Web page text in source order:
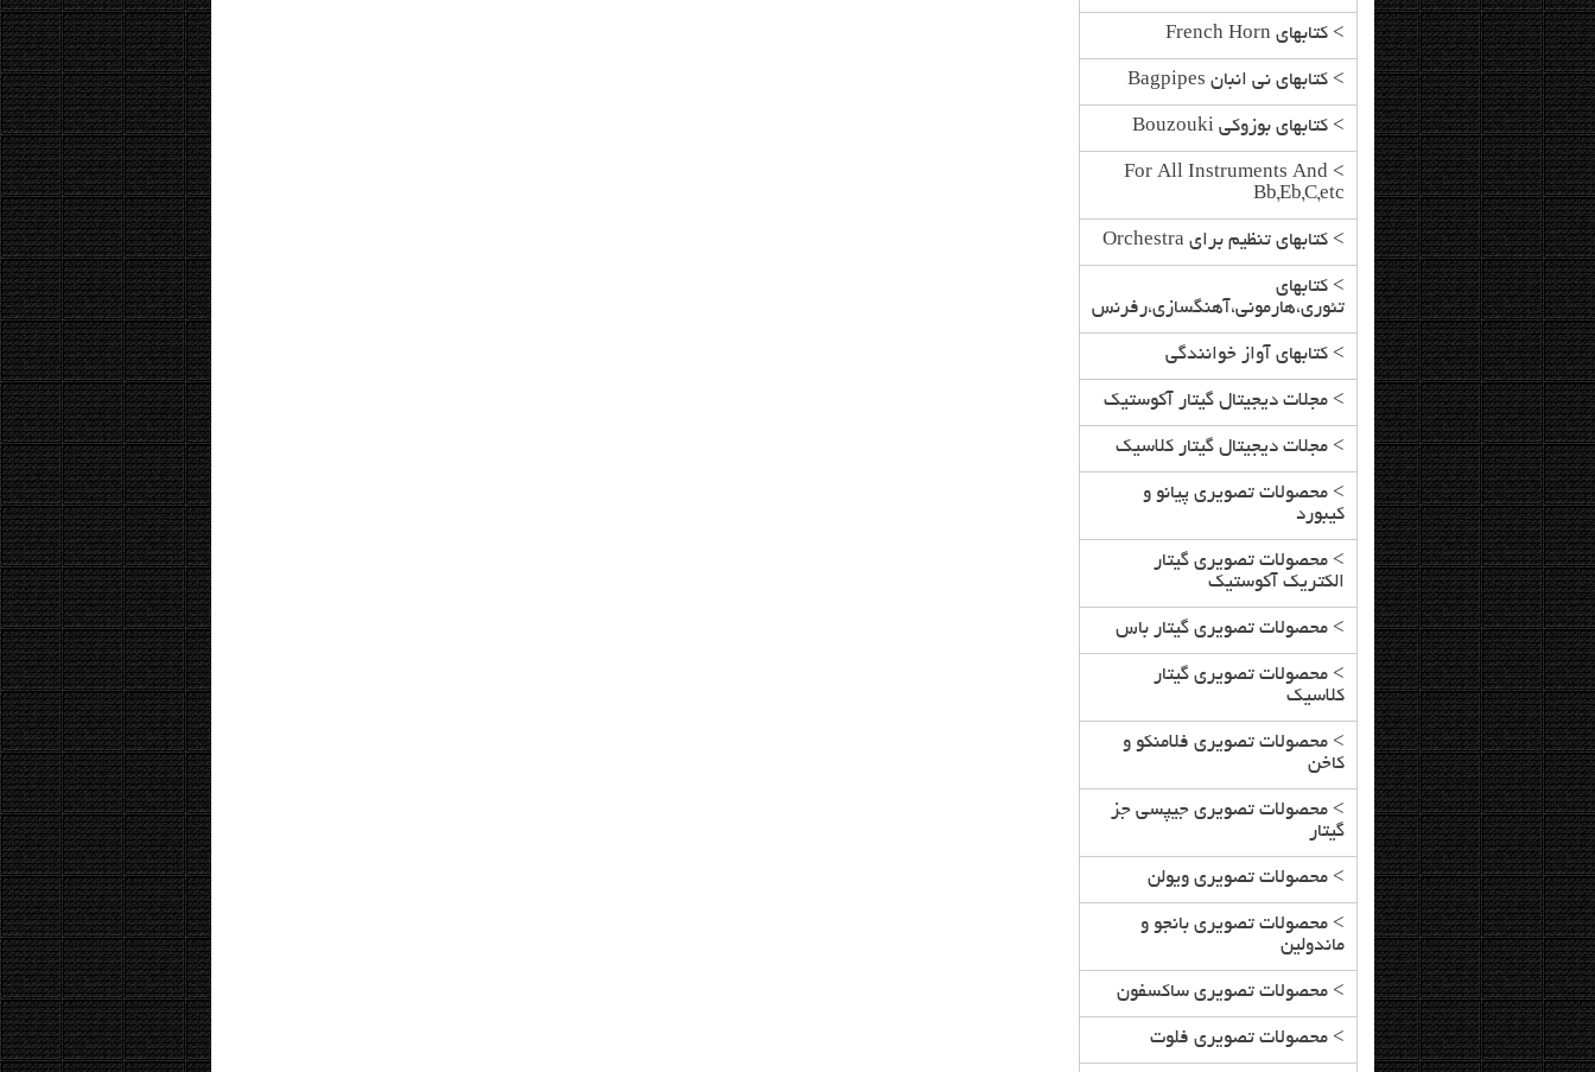
>کتابهای French Horn
>کتابهای نی انبان Bagpipes
>کتابهای بوزوکی Bouzouki
>
For All Instruments And
Bb,Eb,C,etc
>کتابهای تنظیم برای Orchestra
>کتابهای
تئوری،هارمونی،آهنگسازی،رفرنس
>کتابهای آواز خوانندگی
>مجلات دیجیتال گیتار آکوستیک
>مجلات دیجیتال گیتار کلاسیک
>محصولات تصویری پیانو و
کیبورد
>محصولات تصویری گیتار
الکتریک آکوستیک
>محصولات تصویری گیتار باس
>محصولات تصویری گیتار
کلاسیک
>محصولات تصویری فلامنکو و
کاخن
>محصولات تصویری جیپسی جز
گیتار
>محصولات تصویری ویولن
>محصولات تصویری بانجو و
ماندولین
>محصولات تصویری ساکسفون
>محصولات تصویری فلوت